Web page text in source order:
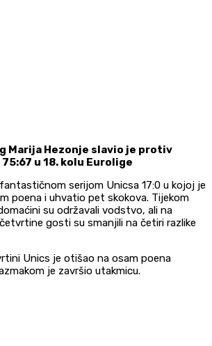
Marija Hezonje slavio je protiv
u 18. kolu Eurolige
serijom Unicsa 17:0 u kojoj je
poena i uhvatio pet skokova. Tijekom
su održavali vodstvo, ali na
gosti su smanjili na četiri razlike
Unics je otišao na osam poena
je završio utakmicu.